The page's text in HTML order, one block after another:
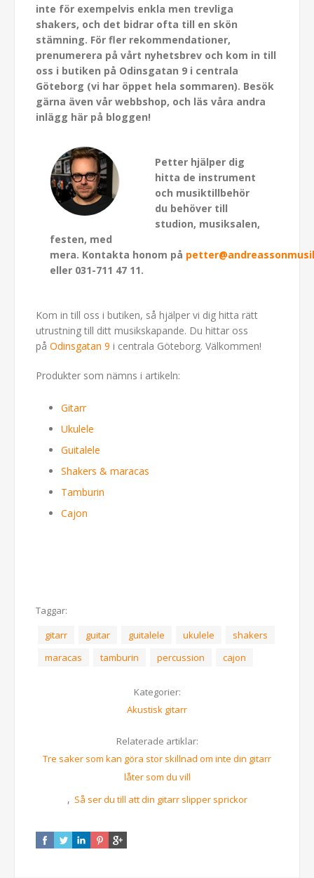
inte för exempelvis enkla men trevliga
shakers, och det bidrar ofta till en skön
stämning. För fler rekommendationer,
prenumerera på vårt nyhetsbrev och kom in till
oss i butiken på Odinsgatan 9 i centrala
Göteborg (vi har öppet hela sommaren). Besök
gärna även vår webbshop, och läs våra andra
inlägg här på bloggen!
Petter hjälper dig
hitta de instrument
och musiktillbehör
du behöver till
studion, musiksalen,
festen, med
mera. Kontakta honom på
eller 031-711 47 11.
Kom in till oss i butiken, så hjälper vi dig hitta rätt
utrustning till ditt musikskapande. Du hittar oss
på Odinsgatan 9 i centrala Göteborg. Välkommen!
Produkter som nämns i artikeln:
Gitarr
Ukulele
Guitalele
Shakers & maracas
Tamburin
Cajon
Taggar:
gitarr
guitar guitalele ukulele
shakers
maracas
tamburin percussion cajon
Kategorier:
Akustisk gitarr
Relaterade artiklar:
Tre saker som kan göra stor skillnad om inte din gitarr
låter som du vill
, Så ser du till att din gitarr slipper sprickor